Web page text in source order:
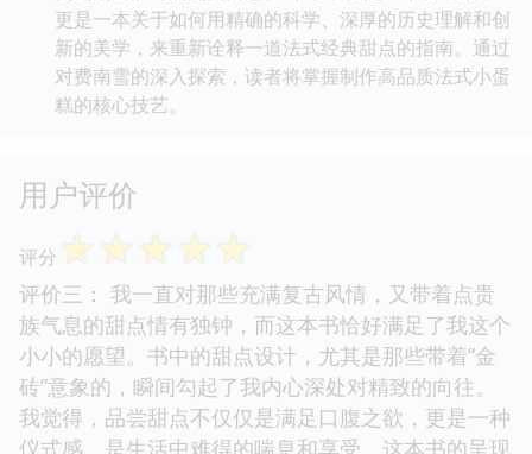
更是一本关于如何用精确的科学、深厚的历史理解和创
新的美学，来重新诠释一道法式经典甜点的指南。通过
对费南雪的深入探索，读者将掌握制作高品质法式小蛋
糕的核心技艺。
用户评价
评分 ☆☆☆☆☆
评价三： 我一直对那些充满复古风情，又带着点贵
族气息的甜点情有独钟，而这本书恰好满足了我这个
小小的愿望。书中的甜点设计，尤其是那些带着“金
砖”意象的，瞬间勾起了我内心深处对精致的向往。
我觉得，品尝甜点不仅仅是满足口腹之欲，更是一种
仪式感，是生活中难得的喘息和享受。这本书的呈现